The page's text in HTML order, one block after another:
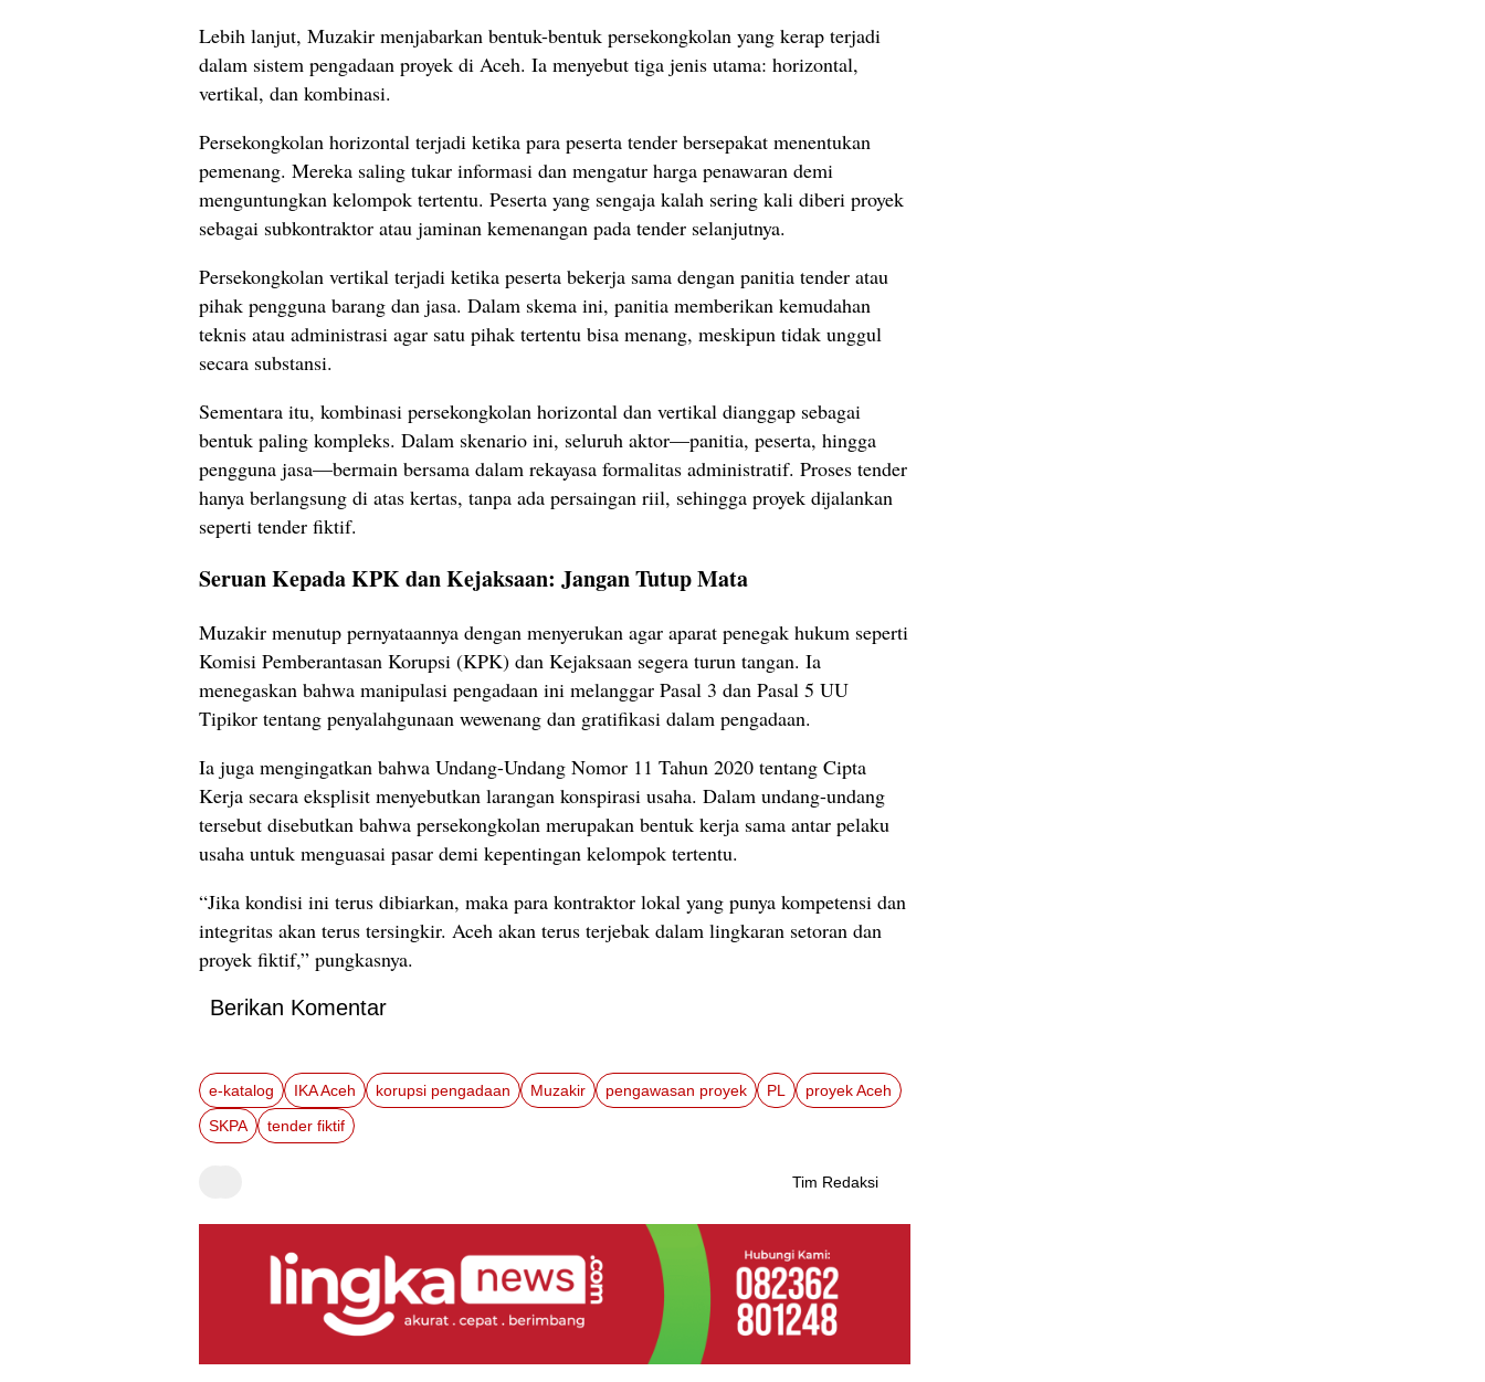
Lebih lanjut, Muzakir menjabarkan bentuk-bentuk persekongkolan yang kerap terjadi
dalam sistem pengadaan proyek di Aceh. Ia menyebut tiga jenis utama: horizontal,
vertikal, dan kombinasi.
Persekongkolan horizontal terjadi ketika para peserta tender bersepakat menentukan
pemenang. Mereka saling tukar informasi dan mengatur harga penawaran demi
menguntungkan kelompok tertentu. Peserta yang sengaja kalah sering kali diberi proyek
sebagai subkontraktor atau jaminan kemenangan pada tender selanjutnya.
Persekongkolan vertikal terjadi ketika peserta bekerja sama dengan panitia tender atau
pihak pengguna barang dan jasa. Dalam skema ini, panitia memberikan kemudahan
teknis atau administrasi agar satu pihak tertentu bisa menang, meskipun tidak unggul
secara substansi.
Sementara itu, kombinasi persekongkolan horizontal dan vertikal dianggap sebagai
bentuk paling kompleks. Dalam skenario ini, seluruh aktor—panitia, peserta, hingga
pengguna jasa—bermain bersama dalam rekayasa formalitas administratif. Proses tender
hanya berlangsung di atas kertas, tanpa ada persaingan riil, sehingga proyek dijalankan
seperti tender fiktif.
Seruan Kepada KPK dan Kejaksaan: Jangan Tutup Mata
Muzakir menutup pernyataannya dengan menyerukan agar aparat penegak hukum seperti
Komisi Pemberantasan Korupsi (KPK) dan Kejaksaan segera turun tangan. Ia
menegaskan bahwa manipulasi pengadaan ini melanggar Pasal 3 dan Pasal 5 UU
Tipikor tentang penyalahgunaan wewenang dan gratifikasi dalam pengadaan.
Ia juga mengingatkan bahwa Undang-Undang Nomor 11 Tahun 2020 tentang Cipta
Kerja secara eksplisit menyebutkan larangan konspirasi usaha. Dalam undang-undang
tersebut disebutkan bahwa persekongkolan merupakan bentuk kerja sama antar pelaku
usaha untuk menguasai pasar demi kepentingan kelompok tertentu.
“Jika kondisi ini terus dibiarkan, maka para kontraktor lokal yang punya kompetensi dan
integritas akan terus tersingkir. Aceh akan terus terjebak dalam lingkaran setoran dan
proyek fiktif,” pungkasnya.
Berikan Komentar
e-katalog IKA Aceh korupsi pengadaan Muzakir pengawasan proyek PL
proyek Aceh
SKPA
tender fiktif
Tim Redaksi